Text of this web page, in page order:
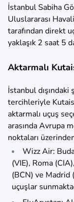
İstanbul Sabiha
Uluslararası
tarafından direkt
yaklaşık 2 saat 5
Aktarmalı
İstanbul
tercihleriyle
aktarmalı uçuş
arasında Avrupa
noktaları
Wizz Air:
(VIE), Roma
(BCN) ve
uçuşlar